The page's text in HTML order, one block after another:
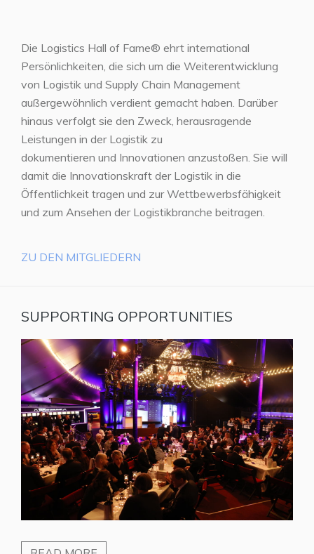
Die Logistics Hall of Fame® ehrt international
Persönlichkeiten, die sich um die Weiterentwicklung
von Logistik und Supply Chain Management
außergewöhnlich verdient gemacht haben. Darüber
hinaus verfolgt sie den Zweck, herausragende
Leistungen in der Logistik zu
dokumentieren und Innovationen anzustoßen. Sie will
damit die Innovationskraft der Logistik in die
Öffentlichkeit tragen und zur Wettbewerbsfähigkeit
und zum Ansehen der Logistikbranche beitragen.
ZU DEN MITGLIEDERN
SUPPORTING OPPORTUNITIES